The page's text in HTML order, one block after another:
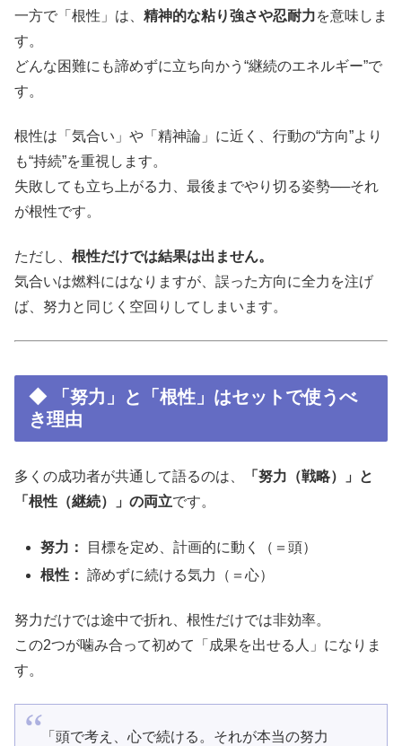
一方で「根性」は、 精神的な粘り強さや忍耐力を意味しま
す。
どんな困難にも諦めずに立ち向かう“継続のエネルギー”で
す。
根性は「気合い」や「精神論」に近く、行動の“方向”より
も“持続”を重視します。
失敗しても立ち上がる力、最後までやり切る姿勢──それ
が根性です。
ただし、 根性だけでは結果は出ません。
気合いは燃料にはなりますが、誤った方向に全力を注げ
ば、努力と同じく空回りしてしまいます。
◆ 「努力」と「根性」はセットで使うべ
き理由
多くの成功者が共通して語るのは、
「努力（戦略）」と
「根性（継続）」の両立です。
努力：
目標を定め、計画的に動く（＝頭）
根性： 諦めずに続ける気力（＝心）
努力だけでは途中で折れ、根性だけでは非効率。
この2つが噛み合って初めて「成果を出せる人」になりま
す。
「頭で考え、心で続ける。それが本当の努力